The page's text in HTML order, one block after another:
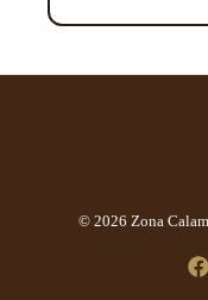
© 2026 Zona